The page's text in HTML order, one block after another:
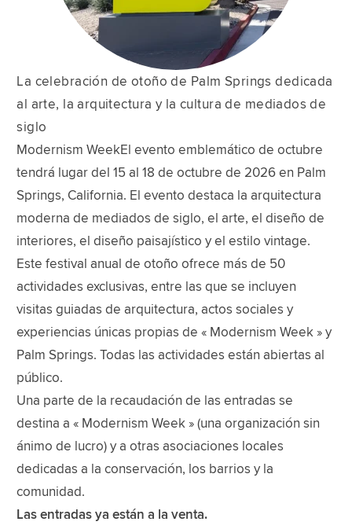
La celebración de otoño de Palm Springs dedicada
al arte, la arquitectura y la cultura de mediados de
siglo
Modernism WeekEl evento emblemático de octubre
tendrá lugar del 15 al 18 de octubre de 2026 en Palm
Springs, California. El evento destaca la arquitectura
moderna de mediados de siglo, el arte, el diseño de
interiores, el diseño paisajístico y el estilo vintage.
Este festival anual de otoño ofrece más de 50
actividades exclusivas, entre las que se incluyen
visitas guiadas de arquitectura, actos sociales y
experiencias únicas propias de « Modernism Week » y
Palm Springs. Todas las actividades están abiertas al
público.
Una parte de la recaudación de las entradas se
destina a « Modernism Week » (una organización sin
ánimo de lucro) y a otras asociaciones locales
dedicadas a la conservación, los barrios y la
comunidad.
Las entradas ya están a la venta.